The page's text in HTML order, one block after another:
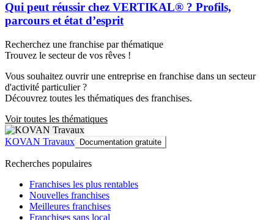
Qui peut réussir chez VERTIKAL® ? Profils,
parcours et état d’esprit
Recherchez une franchise par thématique
Trouvez le secteur de vos rêves !
Vous souhaitez ouvrir une entreprise en franchise dans un secteur
d'activité particulier ?
Découvrez toutes les thématiques des franchises.
Voir toutes les thématiques
KOVAN Travaux Documentation gratuite
Recherches populaires
Franchises les plus rentables
Nouvelles franchises
Meilleures franchises
Franchises sans local